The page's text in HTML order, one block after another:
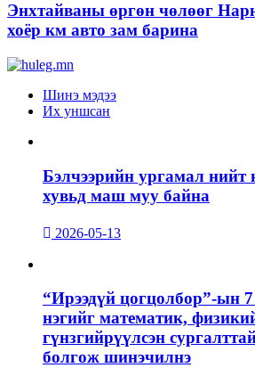
Энхтайваны өргөн чөлөөг
хоёр км авто зам барина
Шинэ мэдээ
Их уншсан
Бэлчээрийн ургамал нийт
хувьд маш муу байна
2026-05-13
“Ирээдүй цогцолбор”-ын
нэгийг математик,
гүнзгийрүүлсэн
болгож шинэчилнэ